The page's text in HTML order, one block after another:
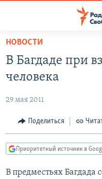
упрощенного
доступа
основному
Вернутся
главной
навигации
Вернутся
ПОДКАСТЫ
ЦИТАТЫ СВОБОДЫ
МНЕНИЯ
IDEL.РЕАЛИИ
КАВКАЗ.РЕАЛИИ
НОВОСТИ
В Багдаде при
человека
29 мая 2011
Поделиться
Приоритетный источник в
В предместьях Багдада